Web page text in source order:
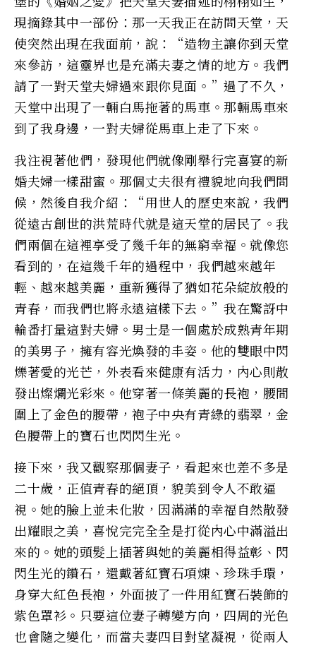
現摘錄其中一部份：那一天我正在訪問天堂，天
使突然出現在我面前，說：“造物主讓你到天堂
來參訪，這靈界也是充滿夫妻之情的地方。我們
請了一對天堂夫婦過來跟你見面。”過了不久，
天堂中出現了一輛白馬拖著的馬車。那輛馬車來
到了我身邊，一對夫婦從馬車上走了下來。
我注視著他們，發現他們就像剛舉行完喜宴的新
婚夫婦一樣甜蜜。那個丈夫很有禮貌地向我們問
候，然後自我介紹：“用世人的歷史來說，我們
從遠古創世的洪荒時代就是這天堂的居民了。我
們兩個在這裡享受了幾千年的無窮幸福。就像您
看到的，在這幾千年的過程中，我們越來越年
輕、越來越美麗，重新獲得了猶如花朵綻放般的
青春，而我們也將永遠這樣下去。”我在驚訝中
輪番打量這對夫婦。男士是一個處於成熟青年期
的美男子，擁有容光煥發的丰姿。他的雙眼中閃
爍著愛的光芒，外表看來健康有活力，內心則散
發出燦爛光彩來。他穿著一條美麗的長袍，腰間
圍上了金色的腰帶，袍子中央有青綠的翡翠，金
色腰帶上的寶石也閃閃生光。
接下來，我又觀察那個妻子，看起來也差不多是
二十歲，正值青春的絕頂，貌美到令人不敢逼
視。她的臉上並未化妝，因滿滿的幸福自然散發
出耀眼之​​美，喜悅完完全全是打從內心中滿溢出
來的。她的頭髮上插著與她的美麗相得益彰、閃
閃生光的鑽石，還戴著紅寶石項煉、珍珠手環，
身穿大紅色長袍，外面披了一件用紅寶石裝飾的
紫色罩衫。只要這位妻子轉變方向，四周的光色
也會隨之變化，而​​當夫妻四目對望凝視，從兩人